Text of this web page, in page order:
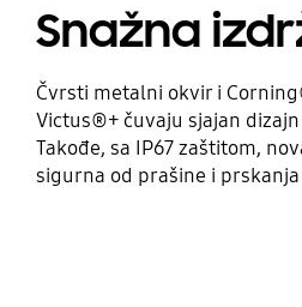
Snažna
Čvrsti metalni okvir i
Victus®+ čuvaju sjajan dizajn
Takođe, sa IP67 zaštitom,
sigurna od prašine i prskanja